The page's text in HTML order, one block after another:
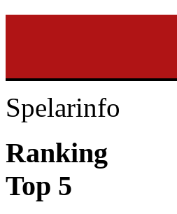
Spelarinfo
Ranking
Top 5